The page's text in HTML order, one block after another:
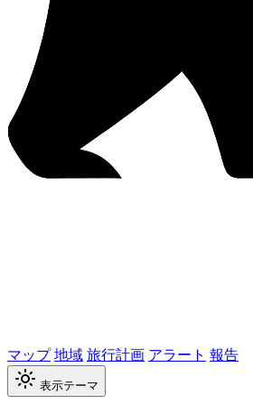
マップ地域旅行計画 アラート 報告
表示テーマ